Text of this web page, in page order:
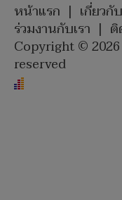
หน้าแรก | เกี่ยว
ร่วมงานกับเรา |
Copyright ©
reserved